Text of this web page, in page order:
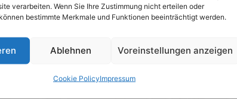
verarbeiten. Wenn Sie Ihre Zustimmung nicht erteilen oder
bestimmte Merkmale und Funktionen beeinträchtigt werden.
Ablehnen Voreinstellungen anzeigen
Cookie PolicyImpressum